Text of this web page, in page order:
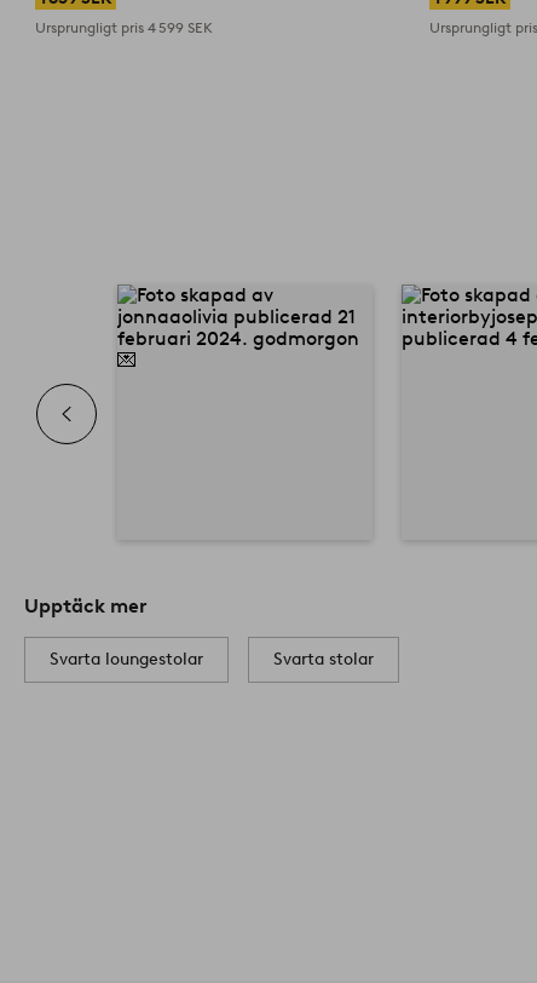
Ursprungligt pris4 599 SEK Ursprungligt
Upptäck mer
Svarta loungestolar Svarta stolar